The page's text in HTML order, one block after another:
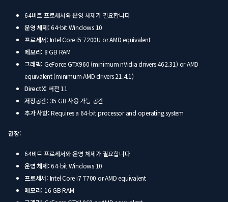
64비트 프로세서와 운영 체제가 필요합니다
운영 체제:64-bit Windows 10
프로세서: Intel Core i5-7200U or AMD equivalent
메모리: 8 GB RAM
그래픽: GeForce GTX960 (minimum nVidia drivers 462.31) or AMD
equivalent (minimum AMD drivers 21.4.1)
DirectX: 버전 11
저장공간: 35 GB 사용 가능 공간
추가 사항:Requires a 64-bit processor and operating system
권장:
64비트 프로세서와 운영 체제가 필요합니다
운영 체제:64-bit Windows 10
프로세서: Intel Core i7 7700 or AMD equivalent
메모리: 16 GB RAM